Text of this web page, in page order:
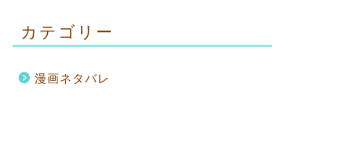
カテゴリー
漫画ネタバレ